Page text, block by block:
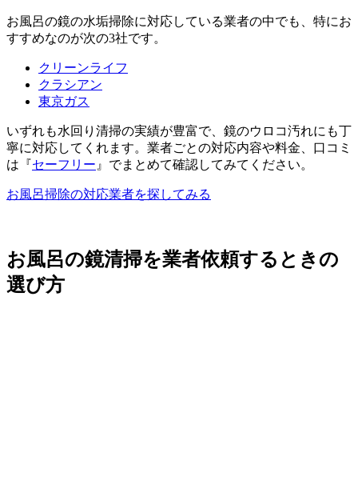
お風呂の鏡の水垢掃除に対応している業者の中でも、特にお
すすめなのが次の3社です。
クリーンライフ
クラシアン
東京ガス
いずれも水回り清掃の実績が豊富で、鏡のウロコ汚れにも丁
寧に対応してくれます。業者ごとの対応内容や料金、口コミ
は『セーフリー 』でまとめて確認してみてください。
お風呂掃除の対応業者を探してみる
お風呂の鏡清掃を業者依頼するときの
選び方